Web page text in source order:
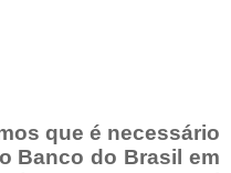
que é necessário
Banco do Brasil em